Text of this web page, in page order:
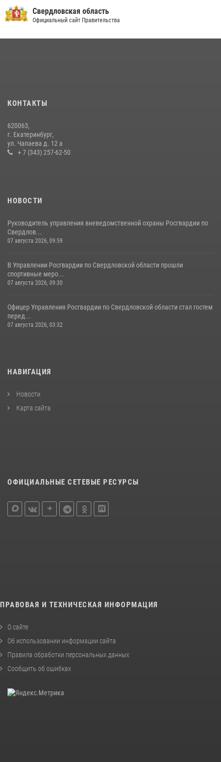
16 июля 2026, 13:07 4
27 июля 2026, 12:37
спартакиады «Динамо» памяти погибшего офицера милиции
29 июля 2026, 12:30
Свердловская область
Официальный сайт Правительства
КОНТАКТЫ
620063,
г. Екатеринбург,
ул. Чапаева д. 12 а
+ 7 (343) 257-62-50
НОВОСТИ
Руководитель управления вневедомственной охраны Росгвардии по
Свердлов...
07 августа 2026, 09:59
В Управлении Росгвардии по Свердловской области прошли
спортивные меро...
07 августа 2026, 09:30
Офицер Управления Росгвардии по Свердловской области стал гостем
перед...
07 августа 2026, 03:32
НАВИГАЦИЯ
Новости
Карта сайта
ОФИЦИАЛЬНЫЕ СЕТЕВЫЕ РЕСУРСЫ
ПРАВОВАЯ И ТЕХНИЧЕСКАЯ ИНФОРМАЦИЯ
О сайте
Об использовании информации сайта
Правила обработки персональных данных
Сообщить об ошибках